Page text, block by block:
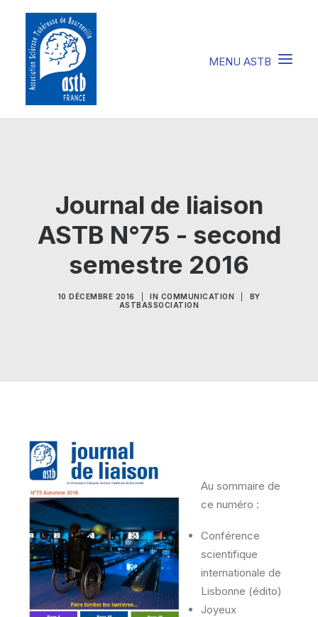
VIVRE AVEC LA STB
SOUTENIR L’ASTB
EVENEMENTS / ACTU
FAIRE UN DON
Journal de liaison
ASTB N°75 - second
semestre 2016
10 DÉCEMBRE 2016 IN COMMUNICATION
BY
ASTBASSOCIATION
Au sommaire de
ce numéro :
Conférence
scientifique
internationale de
Lisbonne (édito)
Joyeux